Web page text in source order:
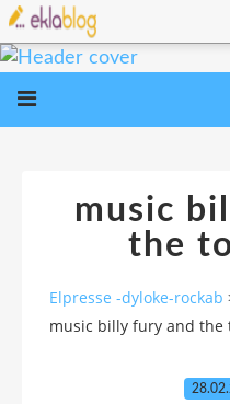
music
the
Elpresse -dyloke-rockab
music billy fury and the